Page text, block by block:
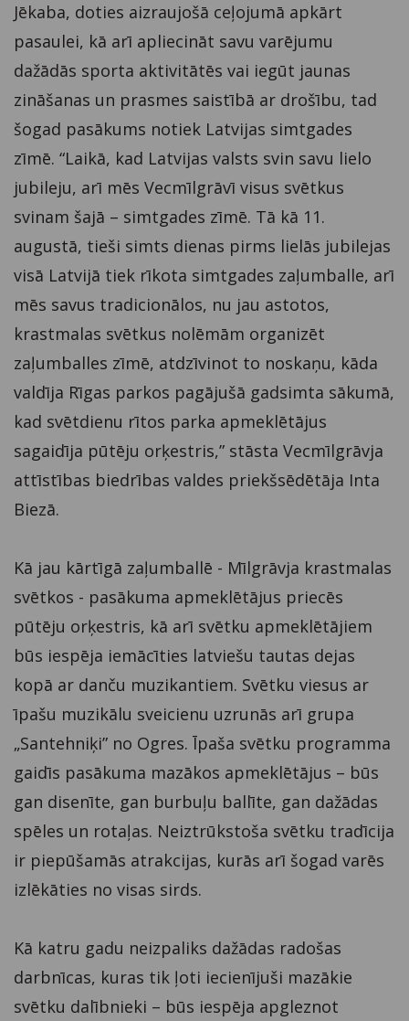
Jēkaba, doties aizraujošā ceļojumā apkārt
pasaulei, kā arī apliecināt savu varējumu
dažādās sporta aktivitātēs vai iegūt jaunas
zināšanas un prasmes saistībā ar drošību, tad
šogad pasākums notiek Latvijas simtgades
zīmē. “Laikā, kad Latvijas valsts svin savu lielo
jubileju, arī mēs Vecmīlgrāvī visus svētkus
svinam šajā – simtgades zīmē. Tā kā 11.
augustā, tieši simts dienas pirms lielās jubilejas
visā Latvijā tiek rīkota simtgades zaļumballe, arī
mēs savus tradicionālos, nu jau astotos,
krastmalas svētkus nolēmām organizēt
zaļumballes zīmē, atdzīvinot to noskaņu, kāda
valdīja Rīgas parkos pagājušā gadsimta sākumā,
kad svētdienu rītos parka apmeklētājus
sagaidīja pūtēju orķestris,” stāsta Vecmīlgrāvja
attīstības biedrības valdes priekšsēdētāja Inta
Biezā.
Kā jau kārtīgā zaļumballē - Mīlgrāvja krastmalas
svētkos - pasākuma apmeklētājus priecēs
pūtēju orķestris, kā arī svētku apmeklētājiem
būs iespēja iemācīties latviešu tautas dejas
kopā ar danču muzikantiem. Svētku viesus ar
īpašu muzikālu sveicienu uzrunās arī grupa
„Santehniķi” no Ogres. Īpaša svētku programma
gaidīs pasākuma mazākos apmeklētājus – būs
gan disenīte, gan burbuļu ballīte, gan dažādas
spēles un rotaļas. Neiztrūkstoša svētku tradīcija
ir piepūšamās atrakcijas, kurās arī šogad varēs
izlēkāties no visas sirds.
Kā katru gadu neizpaliks dažādas radošas
darbnīcas, kuras tik ļoti iecienījuši mazākie
svētku dalībnieki – būs iespēja apgleznot